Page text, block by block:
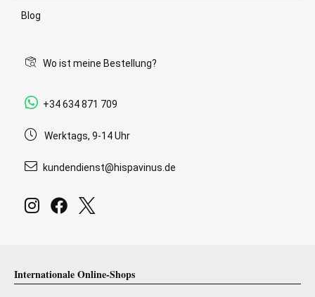
Blog
Wo ist meine Bestellung?
+34 634 871 709
Werktags, 9-14 Uhr
kundendienst@hispavinus.de
Internationale Online-Shops